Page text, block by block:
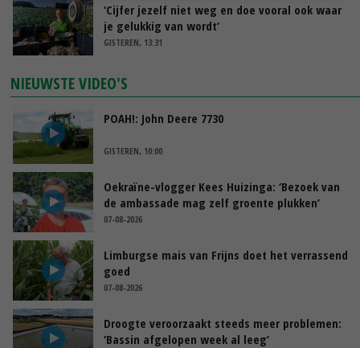
‘Cijfer jezelf niet weg en doe vooral ook waar
je gelukkig van wordt’
GISTEREN, 13:31
NIEUWSTE VIDEO'S
POAH!: John Deere 7730
GISTEREN, 10:00
Oekraïne-vlogger Kees Huizinga: ‘Bezoek van
de ambassade mag zelf groente plukken’
07-08-2026
Limburgse mais van Frijns doet het verrassend
goed
07-08-2026
Droogte veroorzaakt steeds meer problemen:
‘Bassin afgelopen week al leeg’